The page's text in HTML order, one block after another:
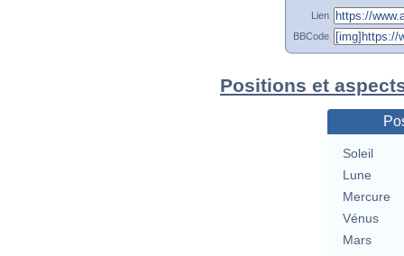
Lien
BBCode
Positions et
Soleil
Lune
Mercure
Vénus
Mars